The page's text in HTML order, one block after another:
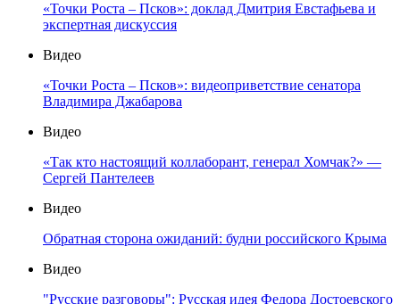
«Точки Роста – Псков»: доклад Дмитрия Евстафьева и
экспертная дискуссия
Видео
«Точки Роста – Псков»: видеоприветствие сенатора
Владимира Джабарова
Видео
«Так кто настоящий коллаборант, генерал Хомчак?» —
Сергей Пантелеев
Видео
Обратная сторона ожиданий: будни российского Крыма
Видео
"Русские разговоры": Русская идея Федора Достоевского